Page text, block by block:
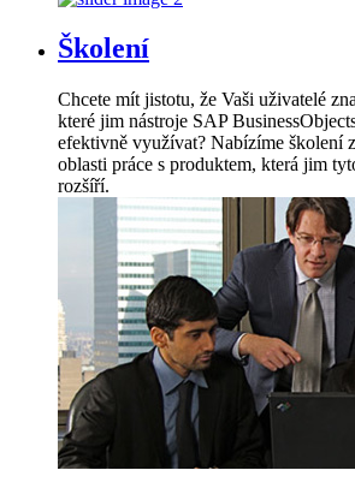
Školení
Chcete mít jistotu, že Vaši uživatelé
které jim nástroje SAP
efektivně využívat? Nabízíme školení
oblasti práce s produktem, která jim
rozšíří.